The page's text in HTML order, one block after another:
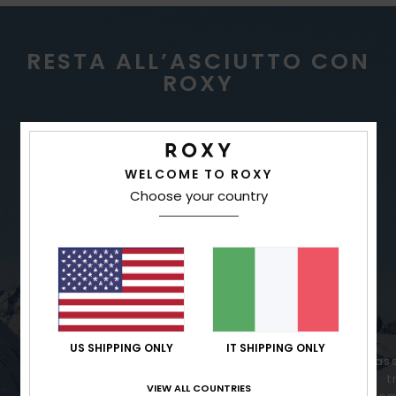
RESTA ALL’ASCIUTTO CON
ROXY
IMPERMEABILITÀ
WELCOME TO ROXY
Choose your country
US SHIPPING ONLY IT SHIPPING ONLY
VIEW ALL COUNTRIES